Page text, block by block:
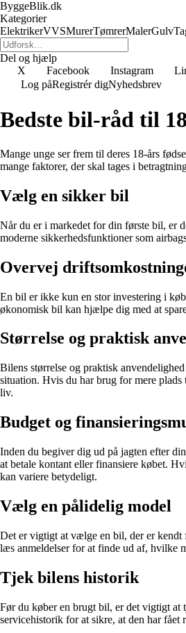
ByggeBlik.dk
Kategorier
ElektrikerVVSMurerTømrerMalerGulv
Del og hjælp
X
Facebook Instagram
Log påRegistrér digNyhedsbrev
Bedste bil-råd til
Mange unge ser frem til deres 18-års
mange faktorer, der skal tages i
Vælg en sikker bil
Når du er i markedet for din første bil, er
moderne sikkerhedsfunktioner som
Overvej
En bil er ikke kun en stor investering i
økonomisk bil kan hjælpe dig med at
Størrelse og praktisk
Bilens størrelse og praktisk
situation. Hvis du har brug for mere
liv.
Budget og
Inden du begiver dig ud på jagten efter
at betale kontant eller finansiere købet.
kan variere betydeligt.
Vælg en pålidelig model
Det er vigtigt at vælge en bil, der er kendt
læs anmeldelser for at finde ud af, hvilke
Tjek bilens historik
Før du køber en brugt bil, er det vigtigt
servicehistorik for at sikre, at den har